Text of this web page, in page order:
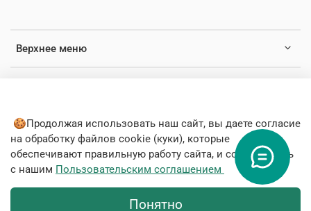
Верхнее меню
© 2020 Любое использование контента без письменного
разрешения запрещено
🍪Продолжая использовать наш сайт, вы даете согласие
на обработку файлов cookie (куки), которые
обеспечивают правильную работу сайта, и соглашаетесь
с нашим Пользовательским соглашением
Понятно